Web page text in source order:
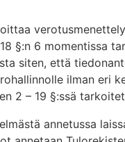
§:n 6 momentissa
siten, että
ilman eri
2 – 19 §:ssä
annetussa